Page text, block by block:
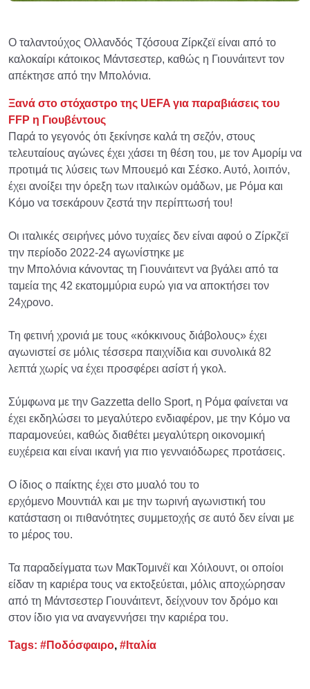
Ο ταλαντούχος Ολλανδός Τζόσουα Ζίρκζεϊ είναι από το
καλοκαίρι κάτοικος Μάντσεστερ, καθώς η Γιουνάιτεντ τον
απέκτησε από την Μπολόνια.
Ξανά στο στόχαστρο της UEFA για παραβιάσεις του
FFP η Γιουβέντους
Παρά το γεγονός ότι ξεκίνησε καλά τη σεζόν, στους
τελευταίους αγώνες έχει χάσει τη θέση του, με τον Αμορίμ να
προτιμά τις λύσεις των Μπουεμό και Σέσκο. Αυτό, λοιπόν,
έχει ανοίξει την όρεξη των ιταλικών ομάδων, με Ρόμα και
Κόμο να τσεκάρουν ζεστά την περίπτωσή του!
Οι ιταλικές σειρήνες μόνο τυχαίες δεν είναι αφού ο Ζίρκζεϊ
την περίοδο 2022-24 αγωνίστηκε με
την Μπολόνια κάνοντας τη Γιουνάιτεντ να βγάλει από τα
ταμεία της 42 εκατομμύρια ευρώ για να αποκτήσει τον
24χρονο.
Τη φετινή χρονιά με τους «κόκκινους διάβολους» έχει
αγωνιστεί σε μόλις τέσσερα παιχνίδια και συνολικά 82
λεπτά χωρίς να έχει προσφέρει ασίστ ή γκολ.
Σύμφωνα με την Gazzetta dello Sport, η Ρόμα φαίνεται να
έχει εκδηλώσει το μεγαλύτερο ενδιαφέρον, με την Κόμο να
παραμονεύει, καθώς διαθέτει μεγαλύτερη οικονομική
ευχέρεια και είναι ικανή για πιο γενναιόδωρες προτάσεις.
Ο ίδιος ο παίκτης έχει στο μυαλό του το
ερχόμενο Μουντιάλ και με την τωρινή αγωνιστική του
κατάσταση οι πιθανότητες συμμετοχής σε αυτό δεν είναι με
το μέρος του.
Τα παραδείγματα των ΜακΤομινέϊ και Χόιλουντ, οι οποίοι
είδαν τη καριέρα τους να εκτοξεύεται, μόλις αποχώρησαν
από τη Μάντσεστερ Γιουνάιτεντ, δείχνουν τον δρόμο και
στον ίδιο για να αναγεννήσει την καριέρα του.
Tags: #Ποδόσφαιρο, #Ιταλία